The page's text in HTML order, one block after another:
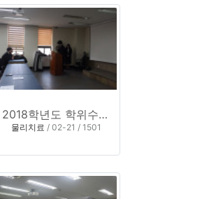
2018학년도 학위수여식 3
물리치료 / 02-21 / 1501